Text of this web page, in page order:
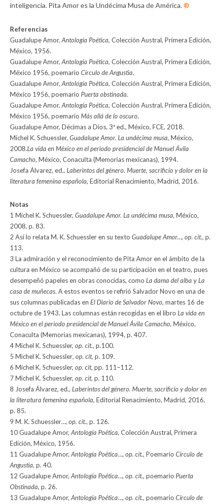
inteligencia. Pita Amor es la Undécima Musa de América.®
Referencias
Guadalupe Amor, Antología Poética, Colección Austral, Primera Edición,
México, 1956.
Guadalupe Amor, Antología Poética, Colección Austral, Primera Edición,
México 1956, poemario Círculo de Angustia.
Guadalupe Amor, Antología Poética, Colección Austral, Primera Edición,
México 1956, poemario Puerta obstinada.
Guadalupe Amor, Antología Poética, Colección Austral, Primera Edición,
México 1956, poemario Más allá de lo oscuro.
Guadalupe Amor, Décimas a Dios, 3ª ed., México, FCE, 2018.
Michel K. Schuessler, Guadalupe Amor. La undécima musa, México,
2008.La vida en México en el periodo presidencial de Manuel Ávila
Camacho, México, Conaculta (Memorias mexicanas), 1994.
Josefa Álvarez, ed., Laberintos del género. Muerte, sacrificio y dolor en la
literatura femenina española, Editorial Renacimiento, Madrid, 2016.
Notas
1 Michel K. Schuessler, Guadalupe Amor. La undécima musa, México,
2008, p. 83.
2 Así lo relata M. K. Schuessler en su texto Guadalupe Amor…, op. cit., p.
113.
3 La admiración y el reconocimiento de Pita Amor en el ámbito de la
cultura en México se acompañó de su participación en el teatro, pues
desempeñó papeles en obras conocidas, como La dama del alba yLa
casa de muñecas. A estos eventos se refirió Salvador Novo en una de
sus columnas publicadas en El Diario de Salvador Novo, martes 16 de
octubre de 1943. Las columnas están recogidas en el libro La vida en
México en el periodo presidencial de Manuel Ávila Camacho, México,
Conaculta (Memorias mexicanas), 1994, p. 407.
4 Michel K. Schuessler, op. cit., p.100.
5 Michel K. Schuessler, op. cit, p. 109.
6 Michel K. Schuessler, op. cit, pp. 111–112.
7 Michel K. Schuessler, op. cit, p. 110.
8 Josefa Álvarez, ed., Laberintos del género. Muerte, sacrificio y dolor en
la literatura femenina española, Editorial Renacimiento, Madrid, 2016,
p. 85.
9 M. K. Schuessler…, op. cit., p. 126.
10 Guadalupe Amor, Antología Poética, Colección Austral, Primera
Edición, México, 1956.
11 Guadalupe Amor, Antología Poética…, op. cit., Poemario Círculo de
Angustia, p. 40.
12 Guadalupe Amor, Antología Poética…, op. cit., poemario Puerta
Obstinada, p. 26.
13 Guadalupe Amor, Antología Poética…, op. cit., poemario Círculo de